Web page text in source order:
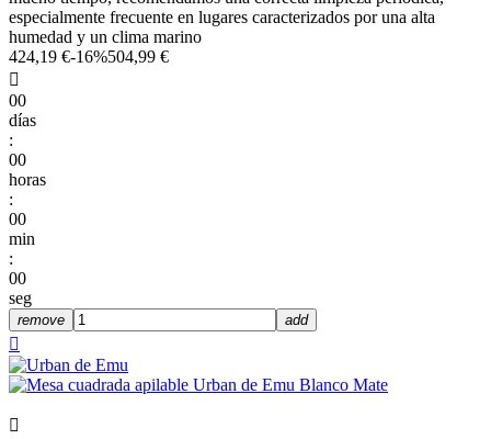
especialmente frecuente en lugares caracterizados por una alta
humedad y un clima marino
424,19 €-16%504,99 €

00
días
:
00
horas
:
00
min
:
00
seg
remove add

